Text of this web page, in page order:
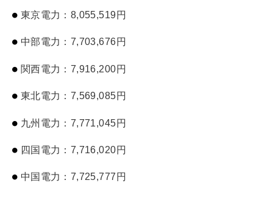
東京電力：8,055,519円
中部電力：7,703,676円
関西電力：7,916,200円
東北電力：7,569,085円
九州電力：7,771,045円
四国電力：7,716,020円
中国電力：7,725,777円